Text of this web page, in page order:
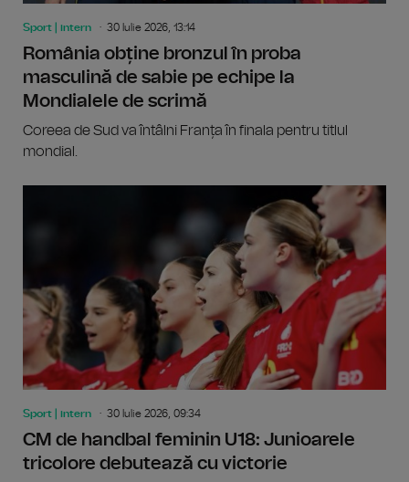
Sport | intern 30 Iulie 2026, 13:14
România obține bronzul în proba
masculină de sabie pe echipe la
Mondialele de scrimă
Coreea de Sud va întâlni Franța în finala pentru titlul
mondial.
Sport | intern 30 Iulie 2026, 09:34
CM de handbal feminin U18: Junioarele
tricolore debutează cu victorie